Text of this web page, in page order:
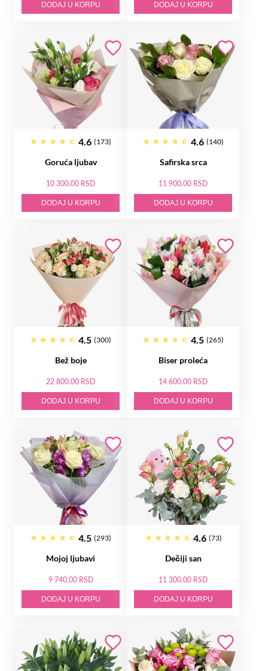
DODAJ U KORPU DODAJ U KORPU
4.6 (173)
Goruća ljubav
10 300.00 RSD
DODAJ U KORPU
4.6 (140)
Safirska srca
11 900.00 RSD
DODAJ U KORPU
4.5 (300)
Bež boje
22 800.00 RSD
DODAJ U KORPU
4.5 (265)
Biser proleća
14 600.00 RSD
DODAJ U KORPU
4.5 (293)
Mojoj ljubavi
9 740.00 RSD
DODAJ U KORPU
4.6 (73)
Dečiji san
11 300.00 RSD
DODAJ U KORPU